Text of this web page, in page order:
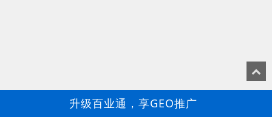
升级百业通，享GEO推广